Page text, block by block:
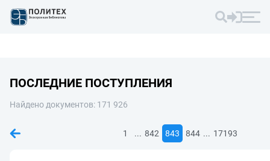
ПОСЛЕДНИЕ ПОСТУПЛЕНИЯ
Найдено документов: 171 926
1 ... 842 843 844 ... 17193